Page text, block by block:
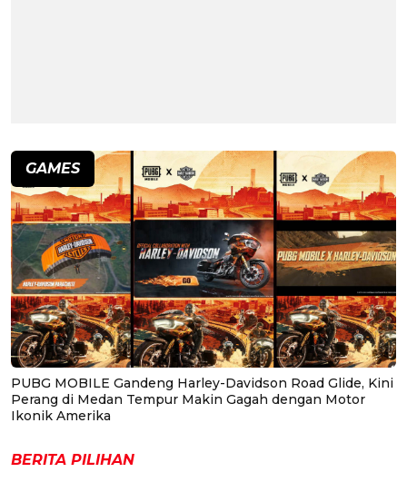
GAMES
PUBG MOBILE Gandeng Harley-Davidson Road Glide, Kini
Perang di Medan Tempur Makin Gagah dengan Motor
Ikonik Amerika
BERITA PILIHAN